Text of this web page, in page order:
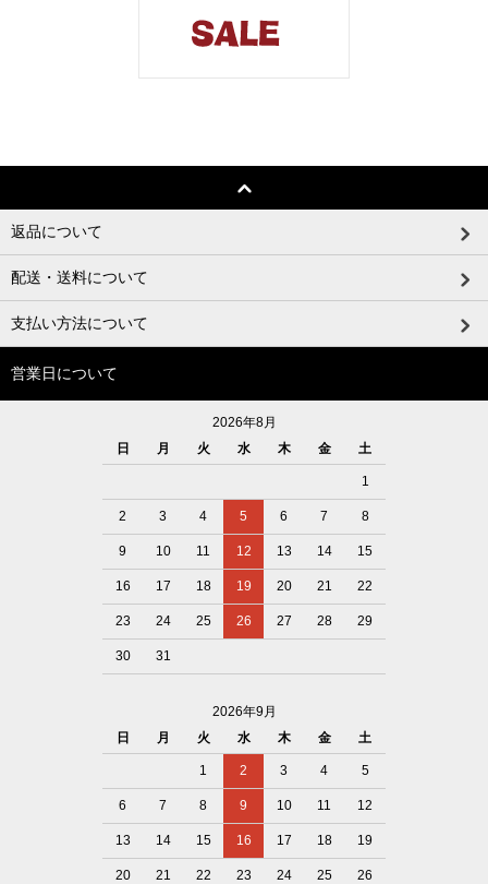
返品について
配送・送料について
支払い方法について
営業日について
2026年8月
日
月 火 水 木 金 土
1
2 3 4 5 6 7 8
9 10 11 12 13 14 15
16 17 18 19 20 21 22
23 24 25 26 27 28 29
30 31
2026年9月
日
月 火 水 木 金 土
1 2 3 4 5
6 7 8 9 10 11 12
13 14 15 16 17 18 19
20 21 22 23 24 25 26